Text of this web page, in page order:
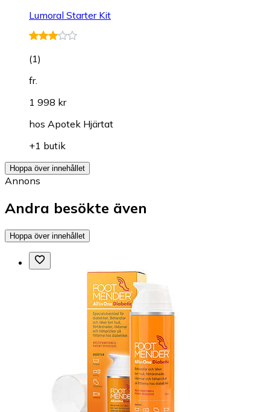
Lumoral Starter Kit
(1)
fr.
1 998 kr
hos Apotek Hjärtat
+1 butik
Hoppa över innehållet
Annons
Andra besökte även
Hoppa över innehållet